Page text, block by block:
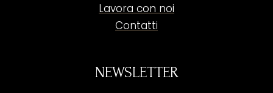
Lavora con noi
Contatti
NEWSLETTER